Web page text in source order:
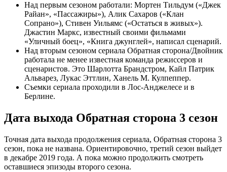
Над первым сезоном работали: Мортен Тильдум («Джек
Райан», «Пассажиры»), Алик Сахаров («Клан
Сопрано»), Стивен Уильямс («Остаться в живых»).
Джастин Маркс, известный своими фильмами
«Уличный боец», «Книга джунглей», написал сценарий.
Над вторым сезоном сериала Обратная сторона/Двойник
работала не менее известная команда режиссеров и
сценаристов. Это Шарлотта Брандстром, Кайл Патрик
Альварез, Лукас Эттлин, Ханель М. Кулпеппер.
Съемки сериала проходили в Лос-Анджелесе и в
Берлине.
Дата выхода Обратная сторона 3 сезон
Точная дата выхода продолжения сериала, Обратная сторона 3
сезон, пока не названа. Ориентировочно, третий сезон выйдет
в декабре 2019 года. А пока можно продолжить смотреть
оставшиеся эпизоды второго сезона.